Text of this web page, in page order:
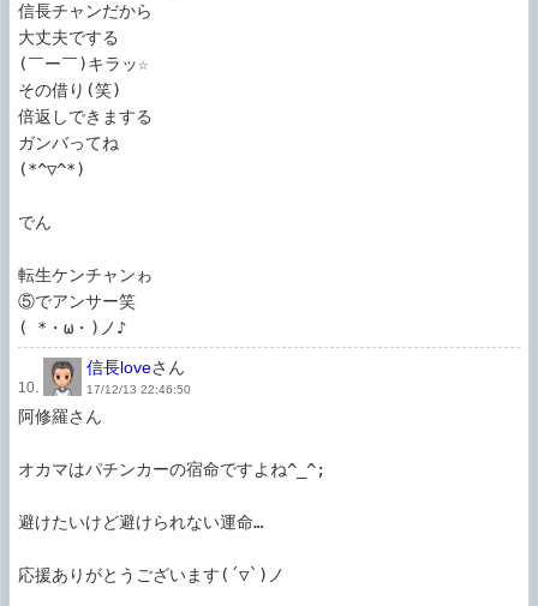
信長チャンだから
大丈夫でする
(￣ー￣)キラッ☆
その借り(笑)
倍返しできまする
ガンバってね
(*^▽^*)
でん
転生ケンチャンゎ
⑤でアンサー笑
( *・ω・)ノ♪
10.
信長loveさん
17/12/13 22:46:50
阿修羅さん
オカマはパチンカーの宿命ですよね^_^;
避けたいけど避けられない運命…
応援ありがとうございます(´▽`)ノ